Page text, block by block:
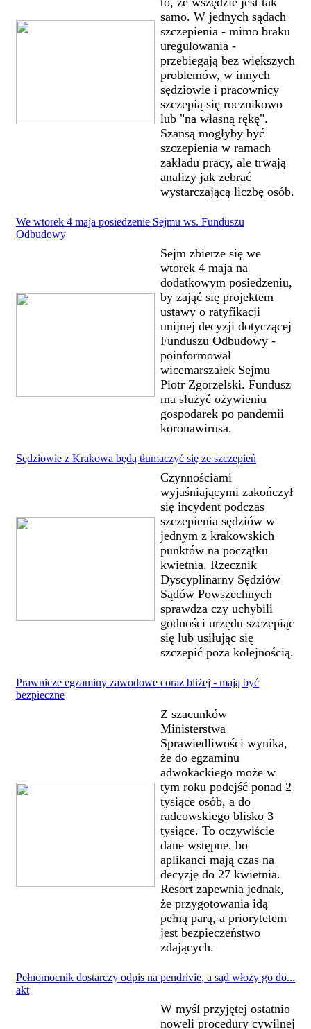
samo. W jednych sądach
szczepienia - mimo braku
uregulowania -
przebiegają bez większych
problemów, w innych
sędziowie i pracownicy
szczepią się rocznikowo
lub "na własną rękę".
Szansą mogłyby być
szczepienia w ramach
zakładu pracy, ale trwają
analizy jak zebrać
wystarczającą liczbę osób.
We wtorek 4 maja posiedzenie Sejmu ws. Funduszu
Odbudowy
Sejm zbierze się we
wtorek 4 maja na
dodatkowym posiedzeniu,
by zająć się projektem
ustawy o ratyfikacji
unijnej decyzji dotyczącej
Funduszu Odbudowy -
poinformował
wicemarszałek Sejmu
Piotr Zgorzelski. Fundusz
ma służyć ożywieniu
gospodarek po pandemii
koronawirusa.
Sędziowie z Krakowa będą tłumaczyć się ze szczepień
Czynnościami
wyjaśniającymi zakończył
się incydent podczas
szczepienia sędziów w
jednym z krakowskich
punktów na początku
kwietnia. Rzecznik
Dyscyplinarny Sędziów
Sądów Powszechnych
sprawdza czy uchybili
godności urzędu szczepiąc
się lub usiłując się
szczepić poza kolejnością.
Prawnicze egzaminy zawodowe coraz bliżej - mają być
bezpieczne
Z szacunków
Ministerstwa
Sprawiedliwości wynika,
że do egzaminu
adwokackiego może w
tym roku podejść ponad 2
tysiące osób, a do
radcowskiego blisko 3
tysiące. To oczywiście
dane wstępne, bo
aplikanci mają czas na
decyzję do 27 kwietnia.
Resort zapewnia jednak,
że przygotowania idą
pełną parą, a priorytetem
jest bezpieczeństwo
zdających.
Pełnomocnik dostarczy odpis na pendrivie, a sąd włoży go do...
akt
W myśl przyjętej ostatnio
noweli procedury cywilnej